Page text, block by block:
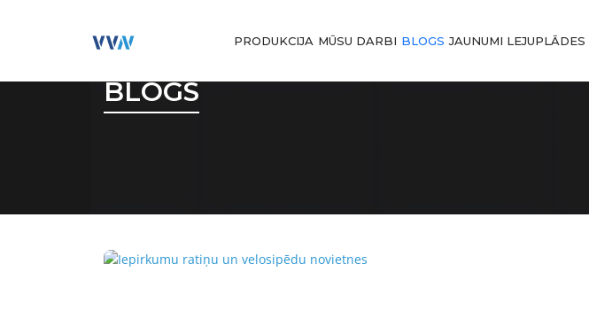
PRODUKCIJA MŪSU DARBI BLOGS JAUNUMI LEJUPLĀDES
BLOGS